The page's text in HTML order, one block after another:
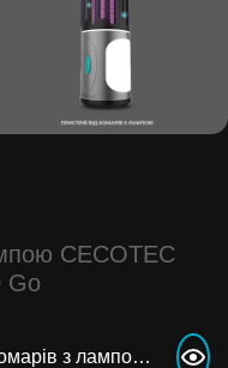
CECOTEC
Go
Інструкція Пристрій від комарів з лампою CECOTEC Mosquito killer ByeFly 3000 Go